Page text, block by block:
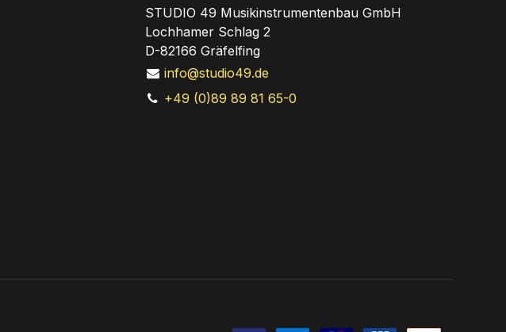
STUDIO 49 Musikinstrumentenbau GmbH
Lochhamer Schlag 2
D-82166 Gräfelfing
info@studio49.de
+49 (0)89 89 81 65-0